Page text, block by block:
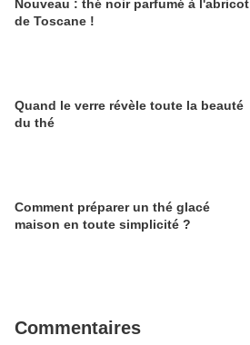
Nouveau : thé noir parfumé à l'abricot
de Toscane !
Quand le verre révèle toute la beauté
du thé
Comment préparer un thé glacé
maison en toute simplicité ?
Commentaires